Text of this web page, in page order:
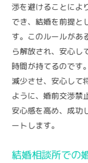
渉を避けることによ
でき、結婚を前提と
す。このルールがあ
ら解放され、安心し
時間が持てるのです
減少させ、安心して
ように、婚前交渉禁
安心感を高め、成功
ートします。
結婚相談所での